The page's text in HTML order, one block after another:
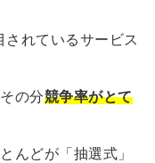
れているサービス
の分競争率がとて
んどが「抽選式」